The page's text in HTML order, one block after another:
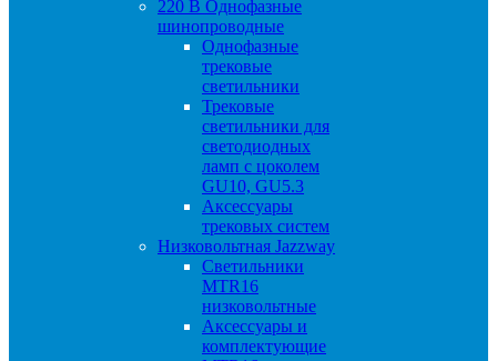
220 B Однофазные
шинопроводные
Однофазные
трековые
светильники
Трековые
светильники для
светодиодных
ламп с цоколем
GU10, GU5.3
Аксессуары
трековых систем
Низковольтная Jazzway
Светильники
MTR16
низковольтные
Аксессуары и
комплектующие